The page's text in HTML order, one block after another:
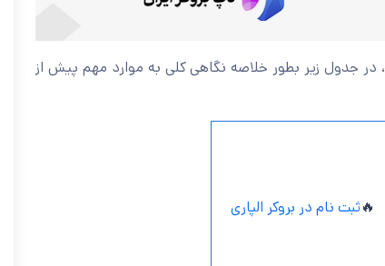
، در جدول زیر بطور خلاصه نگاهی کلی به موارد مهم پیش از
🔥ثبت نام در بروکر الپاری